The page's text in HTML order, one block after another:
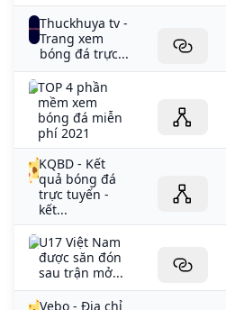
Thuckhuya tv -
Trang xem
bóng đá trực...
TOP 4 phần
mềm xem
bóng đá miễn
phí 2021
KQBD - Kết
quả bóng đá
trực tuyến -
kết...
U17 Việt Nam
được săn đón
sau trận mở...
Vebo - Địa chỉ